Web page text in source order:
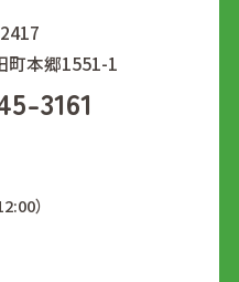
町本郷1551-1
3161
）